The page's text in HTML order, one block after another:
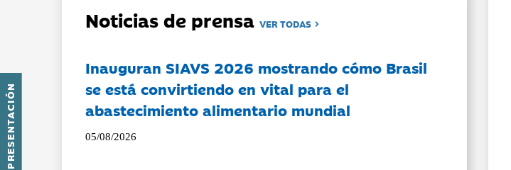
PRESENTACIÓN
Noticias de prensaVER TODAS
Inauguran SIAVS 2026 mostrando cómo Brasil
se está convirtiendo en vital para el
abastecimiento alimentario mundial
05/08/2026